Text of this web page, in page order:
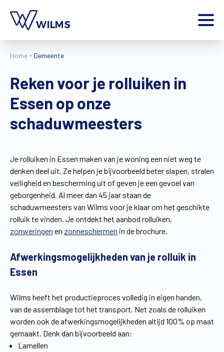
Vind een verdeler Offerte op maat
Gratis brochure
Home
Tools
Extra
Jobs
Wilms World
Home Gemeente
Reken voor je rolluiken in
Essen op onze
schaduwmeesters
Je rolluiken in Essen maken van je woning een niet weg te
denken deel uit. Ze helpen je bijvoorbeeld beter slapen, stralen
veiligheid en bescherming uit of geven je een gevoel van
geborgenheid. Al meer dan 45 jaar staan de
schaduwmeesters van Wilms voor je klaar om het geschikte
rolluik te vinden. Je ontdekt het aanbod rolluiken,
zonweringen en zonneschermen in de brochure.
Afwerkingsmogelijkheden van je rolluik in
Essen
Wilms heeft het productieproces volledig in eigen handen,
van de assemblage tot het transport. Net zoals de rolluiken
worden ook de afwerkingsmogelijkheden altijd 100% op maat
gemaakt. Denk dan bijvoorbeeld aan:
Lamellen